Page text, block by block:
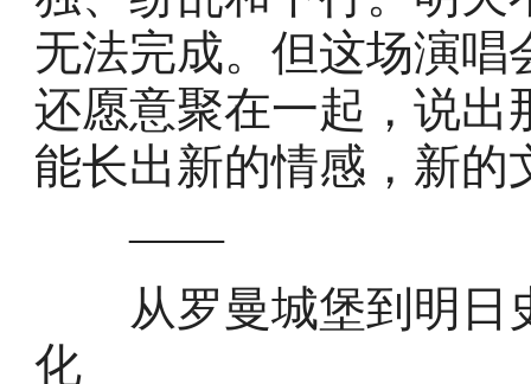
无法完成。但这场演
还愿意聚在一起，说出
能长出新的情感，新的
——
从罗曼城堡到明日
化